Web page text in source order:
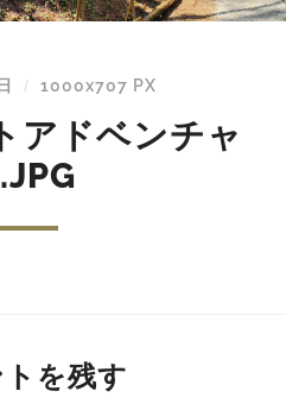
/ 1000x707 PX
アドベンチャ
を残す